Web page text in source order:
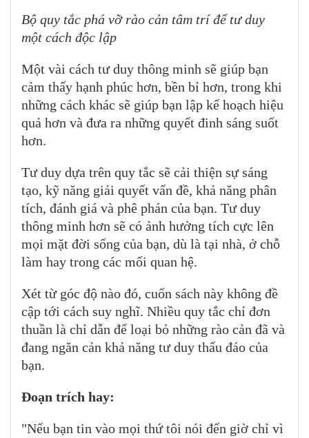
Bộ quy tắc phá vỡ rào cản tâm trí để tư duy
một cách độc lập
Một vài cách tư duy thông minh sẽ giúp bạn
cảm thấy hạnh phúc hơn, bền bỉ hơn, trong khi
những cách khác sẽ giúp bạn lập kế hoạch hiệu
quả hơn và đưa ra những quyết đinh sáng suốt
hơn.
Tư duy dựa trên quy tắc sẽ cải thiện sự sáng
tạo, kỹ năng giải quyết vấn đề, khả năng phân
tích, đánh giá và phê phán của bạn. Tư duy
thông minh hơn sẽ có ảnh hưởng tích cực lên
mọi mặt đời sống của bạn, dù là tại nhà, ở chỗ
làm hay trong các mối quan hệ.
Xét từ góc độ nào đó, cuốn sách này không đề
cập tới cách suy nghĩ. Nhiều quy tắc chỉ đơn
thuần là chỉ dẫn để loại bỏ những rào cản đã và
đang ngăn cản khả năng tư duy thấu đáo của
bạn.
Đoạn trích hay:
"Nếu bạn tin vào mọi thứ tôi nói đến giờ chỉ vì